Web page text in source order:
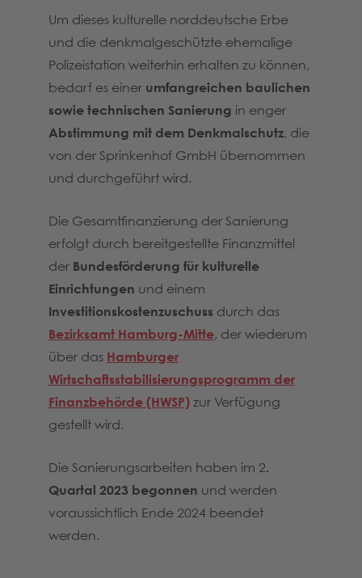
Um dieses kulturelle norddeutsche Erbe
und die denkmalgeschützte ehemalige
Polizeistation weiterhin erhalten zu können,
bedarf es einer umfangreichen baulichen
sowie technischen Sanierung in enger
Abstimmung mit dem Denkmalschutz, die
von der Sprinkenhof GmbH übernommen
und durchgeführt wird.
Die Gesamtfinanzierung der Sanierung
erfolgt durch bereitgestellte Finanzmittel
der Bundesförderung für kulturelle
Einrichtungen und einem
Investitionskostenzuschuss durch das
Bezirksamt Hamburg-Mitte, der wiederum
über das Hamburger
Wirtschaftsstabilisierungsprogramm der
Finanzbehörde (HWSP) zur Verfügung
gestellt wird.
Die Sanierungsarbeiten haben im 2.
Quartal 2023 begonnen und werden
voraussichtlich Ende 2024 beendet
werden.